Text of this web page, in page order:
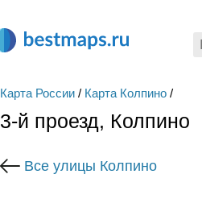
Карта России / Карта Колпино /
3-й проезд, Колпино
Все улицы Колпино